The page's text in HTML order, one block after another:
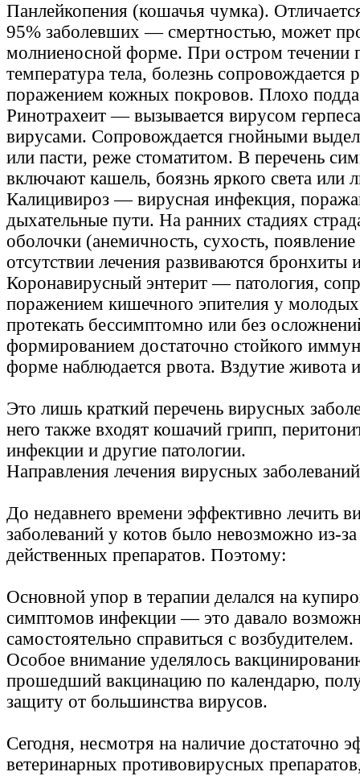
Панлейкопения (кошачья чумка).
95% заболевших — смертностью, может
молниеносной форме. При остром течении
температура тела, болезнь
поражением кожных покровов. Плохо
Ринотрахеит — вызывается вирусом
вирусами. Сопровождается гнойными
или пасти, реже стоматитом. В перечень
включают кашель, боязнь яркого света или
Калицивироз — вирусная инфекция,
дыхательные пути. На ранних стадиях
оболочки (анемичность, сухость,
отсутствии лечения развиваются бронхиты
Коронавирусный энтерит — патология,
поражением кишечного эпителия у
протекать бессимптомно или без
формированием достаточно стойкого
форме наблюдается рвота. Вздутие живота
Это лишь краткий перечень вирусных
него также входят кошачий грипп,
инфекции и другие патологии.
Направления лечения вирусных
До недавнего времени эффективно лечить
заболеваний у котов было невозможно из-за
действенных препаратов. Поэтому:
Основной упор в терапии делался на
симптомов инфекции — это давало
самостоятельно справиться с возбудителем.
Особое внимание уделялось
прошедший вакцинацию по календарю,
защиту от большинства вирусов.
Сегодня, несмотря на наличие достаточно
ветеринарных противовирусных